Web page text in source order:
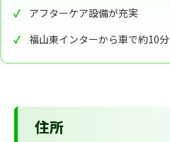
アフターケア設備が充実
福山東インターから車で約10分
住所